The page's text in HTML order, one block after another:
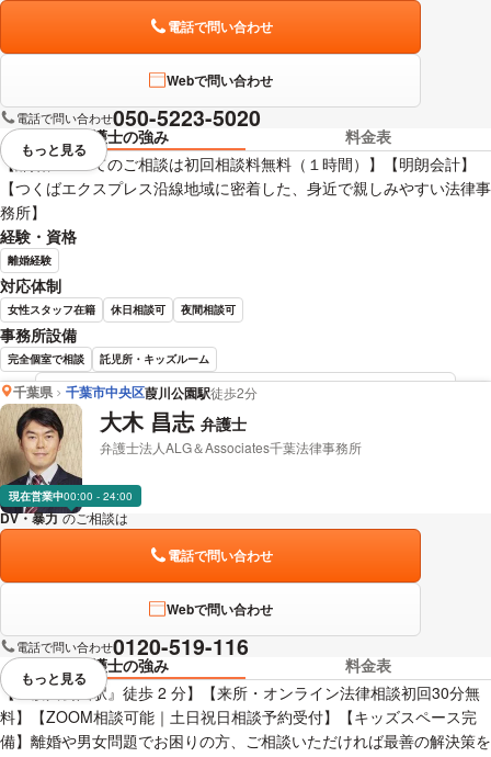
電話で問い合わせ
Webで問い合わせ
電話で問い合わせ050-5223-5020
弁護士の強み
料金表
【離婚についてのご相談は初回相談料無料（１時間）】【明朗会計】
【つくばエクスプレス沿線地域に密着した、身近で親しみやすい法律事
務所】
経験・資格
離婚経験
対応体制
女性スタッフ在籍 休日相談可 夜間相談可
事務所設備
完全個室で相談 託児所・キッズルーム
森 伸之 弁護士の詳細情報を見る
視覚的に省略されている要素を
もっと見る
千葉県 千葉市中央区葭川公園駅徒歩2分
大木 昌志 弁護士
弁護士法人ALG＆Associates千葉法律事務所
現在営業中00:00 - 24:00
DV・暴力 のご相談は
電話で問い合わせ
Webで問い合わせ
電話で問い合わせ0120-519-116
弁護士の強み
料金表
【『葭川公園駅』徒歩 2 分】【来所・オンライン法律相談初回30分無
料】【ZOOM相談可能｜土日祝日相談予約受付】【キッズスペース完
備】離婚や男女問題でお困りの方、ご相談いただければ最善の解決策を
視覚的に省略されている要素を
もっと見る